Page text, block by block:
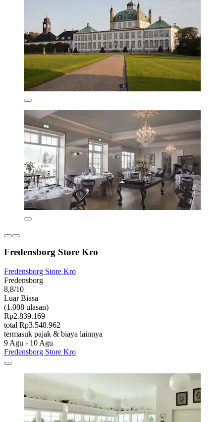
Fredensborg Store Kro
Fredensborg Store Kro
Fredensborg
8,8/10
Luar Biasa
(1.008 ulasan)
Rp2.839.169
total Rp3.548.962
termasuk pajak & biaya lainnya
9 Agu - 10 Agu
Fredensborg Store Kro